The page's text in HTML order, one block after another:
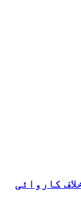
کاروائی